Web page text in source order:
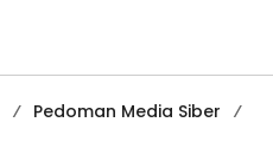
Pedoman Media Siber